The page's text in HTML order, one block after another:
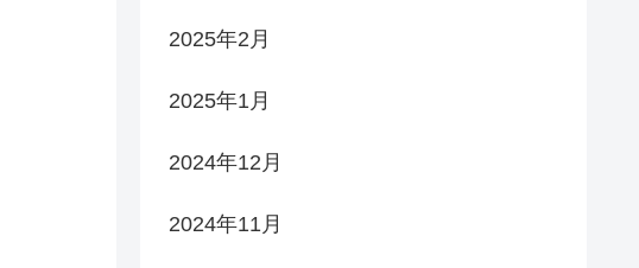
2025年2月
2025年1月
2024年12月
2024年11月